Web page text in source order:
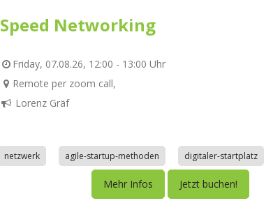
Speed Networking
Friday, 07.08.26, 12:00 - 13:00 Uhr
Remote per zoom call,
Lorenz Gräf
netzwerk agile-startup-methoden digitaler-startplatz
Mehr Infos Jetzt buchen!